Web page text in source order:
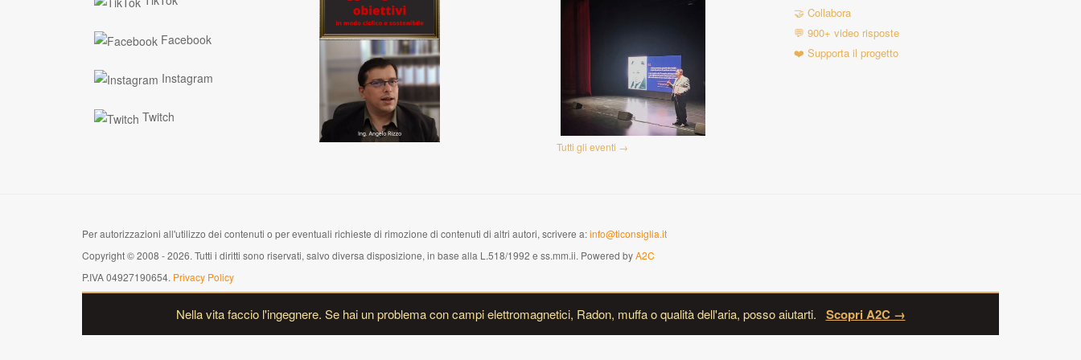
Facebook
Instagram
Twitch
Tutti gli eventi →
🤝 Collabora
💬 900+ video risposte
❤️ Supporta il progetto
Per autorizzazioni all'utilizzo dei contenuti o per eventuali richieste di rimozione di contenuti di altri autori, scrivere a:info@ticonsiglia.it
Copyright © 2008 - 2026. Tutti i diritti sono riservati, salvo diversa disposizione, in base alla L.518/1992 e ss.mm.ii. Powered byA2C
P.IVA 04927190654. Privacy Policy
Nella vita faccio l'ingegnere. Se hai un problema con campi elettromagnetici, Radon, muffa o qualità dell'aria, posso aiutarti. Scopri A2C →